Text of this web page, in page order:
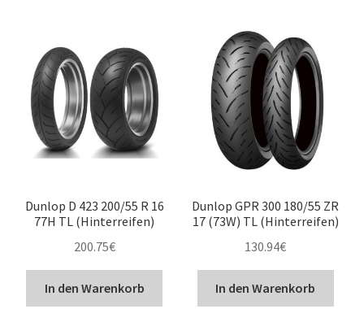
Dunlop D 423 200/55 R 16
77H TL (Hinterreifen)
200.75€
In den Warenkorb
Dunlop GPR 300 180/55 ZR
17 (73W) TL (Hinterreifen)
130.94€
In den Warenkorb